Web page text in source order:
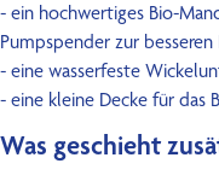
- ein hochwertiges Bio-
Pumpspender zur
- eine wasserfeste
- eine kleine Decke für das
Was geschieht